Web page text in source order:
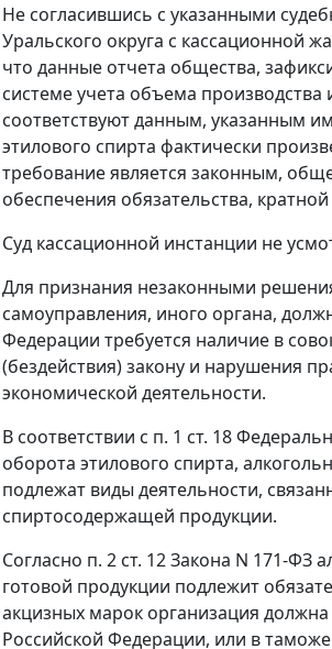
Не согласившись с указанными
Уральского округа с кассационной
что данные отчета общества,
системе учета объема
соответствуют данным, указанным
этилового спирта фактически
требование является законным,
обеспечения обязательства,
Суд кассационной инстанции не
Для признания незаконными
самоуправления, иного органа,
Федерации требуется наличие в
(бездействия) закону и нарушения
экономической деятельности.
В соответствии с п. 1 ст. 18
оборота этилового спирта,
подлежат виды деятельности,
спиртосодержащей продукции.
Согласно п. 2 ст. 12Закона N 171-ФЗ
готовой продукции подлежит
акцизных марок организация
Российской Федерации, или в